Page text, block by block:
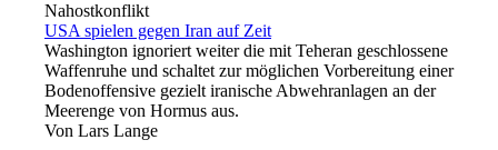
Nahostkonflikt
USA spielen gegen Iran auf Zeit
Washington ignoriert weiter die mit Teheran geschlossene
Waffenruhe und schaltet zur möglichen Vorbereitung einer
Bodenoffensive gezielt iranische Abwehranlagen an der
Meerenge von Hormus aus.
Von Lars Lange